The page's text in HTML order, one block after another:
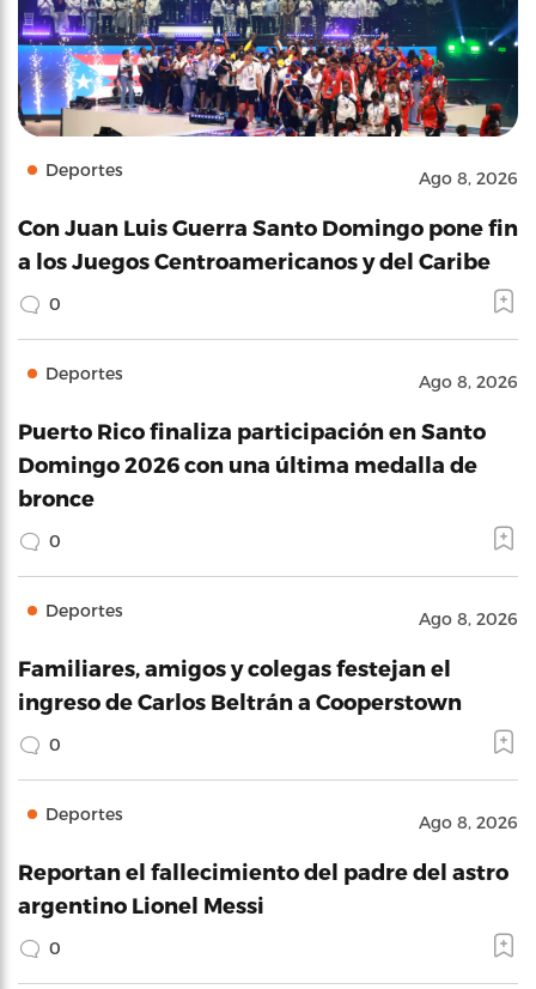
Deportes Ago 8, 2026
Con Juan Luis Guerra Santo Domingo pone fin
a los Juegos Centroamericanos y del Caribe
0
Deportes Ago 8, 2026
Puerto Rico finaliza participación en Santo
Domingo 2026 con una última medalla de
bronce
0
Deportes Ago 8, 2026
Familiares, amigos y colegas festejan el
ingreso de Carlos Beltrán a Cooperstown
0
Deportes Ago 8, 2026
Reportan el fallecimiento del padre del astro
argentino Lionel Messi
0